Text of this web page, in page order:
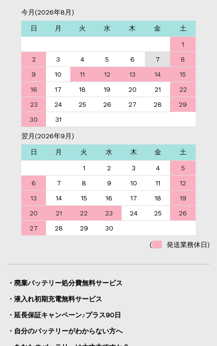
今月(2026年8月)
日 月 火 水 木 金 土
1
2
3 4 5 6 7
8
9
10 11 12 13 14
15
16
17 18 19 20 21
22
23
24 25 26 27 28
29
30
31
翌月(2026年9月)
日 月 火 水 木 金 土
1 2 3 4
5
6
7 8 9 10 11
12
13
14 15 16 17 18
19
20
21 22 23 24 25
26
27
28 29 30
( 発送業務休日)
・廃棄バッテリー処分費無料サービス
・液入れ初期充電無料サービス
・延長保証キャンペーン♪プラス90日
・自分のバッテリーがわからない方へ